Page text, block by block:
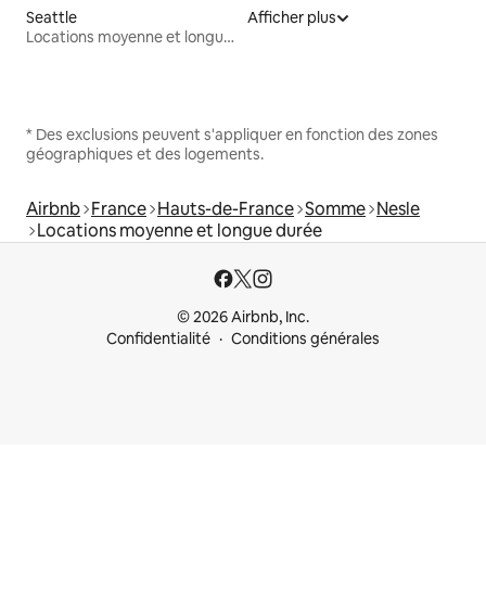
Seattle
Locations moyenne et longue durée
Afficher plus
* Des exclusions peuvent s'appliquer en fonction des zones
géographiques et des logements.
Airbnb France Hauts-de-France Somme Nesle
Locations moyenne et longue durée
© 2026 Airbnb, Inc.
Confidentialité
Conditions générales